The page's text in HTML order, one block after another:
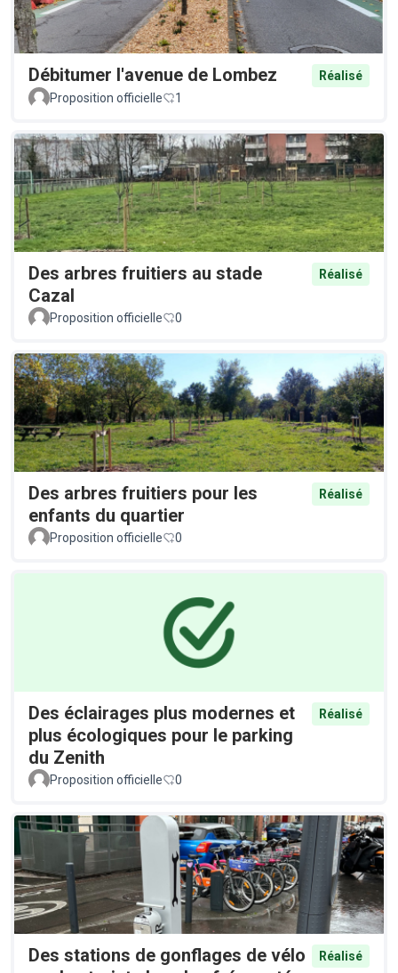
Débitumer l'avenue de Lombez
Réalisé
Proposition officielle
1
Des arbres fruitiers au stade
Cazal
Réalisé
Proposition officielle 0
Des arbres fruitiers pour les
enfants du quartier
Réalisé
Proposition officielle 0
Des éclairages plus modernes et
plus écologiques pour le parking
du Zenith
Réalisé
Proposition officielle 0
Des stations de gonflages de vélo
Réalisé